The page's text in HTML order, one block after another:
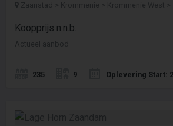
Zaanstad > Krommenie > Krommenie West >
Koopprijs n.n.b.
Actueel aanbod
235 9 Oplevering Start: